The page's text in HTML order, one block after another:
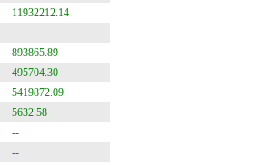
11932212.14
--
893865.89
495704.30
5419872.09
5632.58
--
--